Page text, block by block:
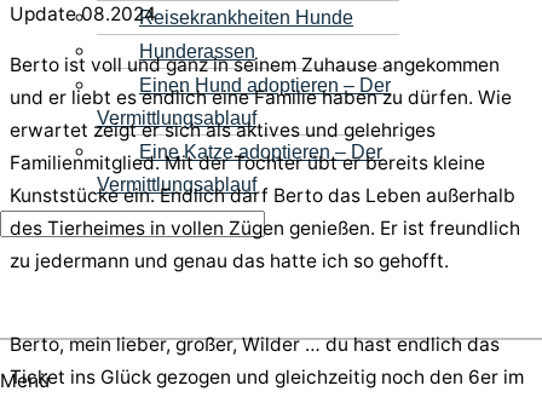
Reisekrankheiten Hunde
Hunderassen
Einen Hund adoptieren – Der
Vermittlungsablauf
Eine Katze adoptieren – Der
Vermittlungsablauf
Menü
Update 08.2024
Berto ist voll und ganz in seinem Zuhause angekommen
und er liebt es endlich eine Familie haben zu dürfen. Wie
erwartet zeigt er sich als aktives und gelehriges
Familienmitglied. Mit der Tochter übt er bereits kleine
Kunststücke ein. Endlich darf Berto das Leben außerhalb
des Tierheimes in vollen Zügen genießen. Er ist freundlich
zu jedermann und genau das hatte ich so gehofft.
Berto, mein lieber, großer, Wilder … du hast endlich das
Ticket ins Glück gezogen und gleichzeitig noch den 6er im